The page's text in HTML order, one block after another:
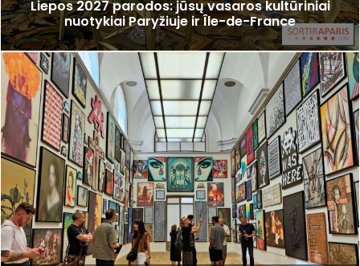
Liepos 2027 parodos: jūsų vasaros kultūriniai
nuotykiai Paryžiuje ir Île-de-France